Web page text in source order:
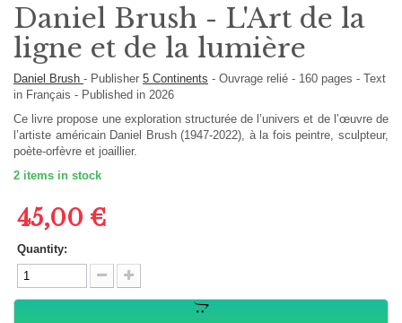
Daniel Brush - L'Art de la
ligne et de la lumière
Daniel Brush - Publisher 5 Continents - Ouvrage relié - 160 pages - Text
in Français - Published in 2026
Ce livre propose une exploration structurée de l’univers et de l’œuvre de
l’artiste américain Daniel Brush (1947-2022), à la fois peintre, sculpteur,
poète-orfèvre et joaillier.
2 items in stock
45,00 €
Quantity: